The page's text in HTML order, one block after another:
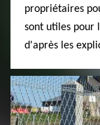
propriétaires
sont utiles pour
d'après les